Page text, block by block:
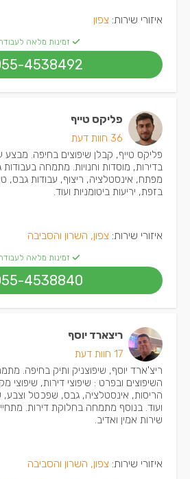
איזורי שירות: צפון
זמינות מלאה
4538492
פליקס טייף
36 חוות דעת
פליקס טייף, קבלן שיפוצים בחיפה. מבצע
בדירות, מוסדות וחנויות. מתמחה
מפתח, אינסטלציה, ריצוף, עבודות גבס,
בזפת, יריעות ביטומניות ועוד.
איזורי שירות: צפון, השרון והסביבה
זמינות מלאה
4538840
ריצארד יוסף
17 חוות דעת
ריצ'ארד יוסף, שיפוצניק ותיק בחיפה.
השיפוצים ובפרט : שיפוצי דירות, שיפוצי
הריסות, אינסטלציה, גבס, שפכטל וצבע,
ועוד. בנוסף מתמחה בחלוקת דירות.
שירות אמין ואדיב.
איזורי שירות: צפון, השרון והסביבה